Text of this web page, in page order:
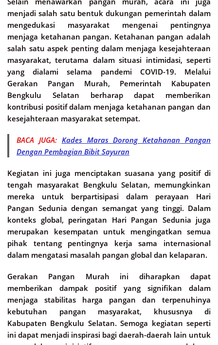
menjadi salah satu bentuk dukungan pemerintah dalam
mengedukasi masyarakat mengenai pentingnya
menjaga ketahanan pangan. Ketahanan pangan adalah
salah satu aspek penting dalam menjaga kesejahteraan
masyarakat, terutama dalam situasi intimidasi, seperti
yang dialami selama pandemi COVID-19. Melalui
Gerakan Pangan Murah, Pemerintah Kabupaten
Bengkulu Selatan berharap dapat memberikan
kontribusi positif dalam menjaga ketahanan pangan dan
kesejahteraan masyarakat setempat.
BACA JUGA: Kades Maras Dorong Ketahanan Pangan
Dengan Pembagian Bibit Sayuran
Kegiatan ini juga menciptakan suasana yang positif di
tengah masyarakat Bengkulu Selatan, memungkinkan
mereka untuk berpartisipasi dalam perayaan Hari
Pangan Sedunia dengan semangat yang tinggi. Dalam
konteks global, peringatan Hari Pangan Sedunia juga
merupakan kesempatan untuk mengingatkan semua
pihak tentang pentingnya kerja sama internasional
dalam mengatasi masalah pangan global dan kelaparan.
Gerakan Pangan Murah ini diharapkan dapat
memberikan dampak positif yang signifikan dalam
menjaga stabilitas harga pangan dan terpenuhinya
kebutuhan pangan masyarakat, khususnya di
Kabupaten Bengkulu Selatan. Semoga kegiatan seperti
ini dapat menjadi inspirasi bagi daerah-daerah lain untuk